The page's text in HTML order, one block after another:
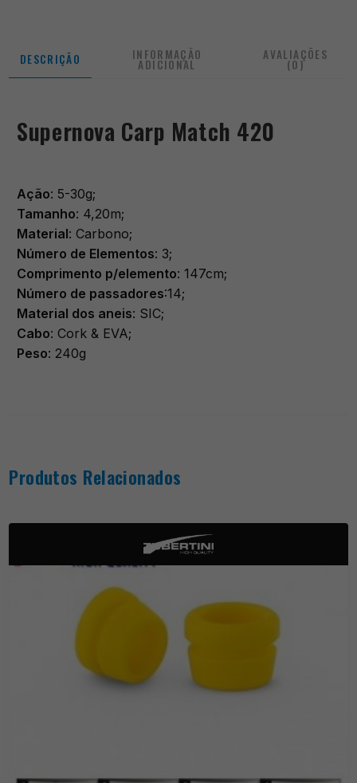
DESCRIÇÃO INFORMAÇÃO
ADICIONAL
AVALIAÇÕES
(0)
Supernova Carp Match 420
Ação: 5-30g;
Tamanho: 4,20m;
Material: Carbono;
Número de Elementos: 3;
Comprimento p/elemento: 147cm;
Número de passadores:14;
Material dos aneis: SIC;
Cabo: Cork & EVA;
Peso: 240g
Produtos Relacionados